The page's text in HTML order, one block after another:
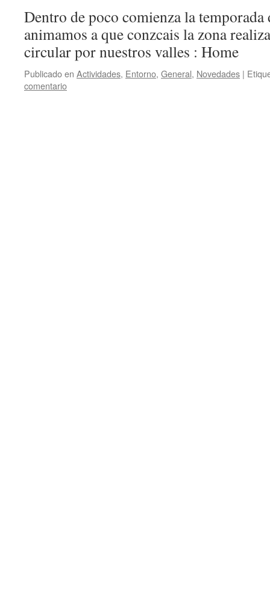
Dentro de poco comienza la temporada
animamos a que conzcais la zona
circular por nuestros valles : Home
Publicado en Actividades, Entorno, General, Novedades |
comentario